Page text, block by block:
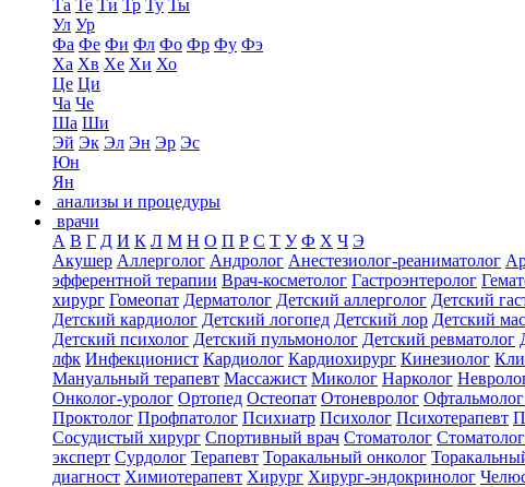
Та Те Ти Тр Ту Ты
Ул Ур
Фа Фе Фи Фл Фо Фр Фу Фэ
Ха Хв Хе Хи Хо
Це Ци
Ча Че
Ша Ши
Эй Эк Эл Эн Эр Эс
Юн
Ян
анализы и процедуры
врачи
А В Г Д И К Л М Н О П Р С Т У Ф Х Ч Э
Акушер Аллерголог Андролог Анестезиолог-реаниматолог
эфферентной терапии Врач-косметолог Гастроэнтеролог
хирург Гомеопат Дерматолог Детский аллерголог Детский
Детский кардиолог Детский логопед Детский лор Детский
Детский психолог Детский пульмонолог Детский ревматолог
лфк Инфекционист Кардиолог Кардиохирург Кинезиолог
Мануальный терапевт Массажист Миколог Нарколог
Онколог-уролог Ортопед Остеопат Отоневролог
Проктолог Профпатолог Психиатр Психолог Психотерапевт
Сосудистый хирург Спортивный врач Стоматолог
эксперт Сурдолог Терапевт Торакальный онколог
диагност Химиотерапевт Хирург Хирург-эндокринолог